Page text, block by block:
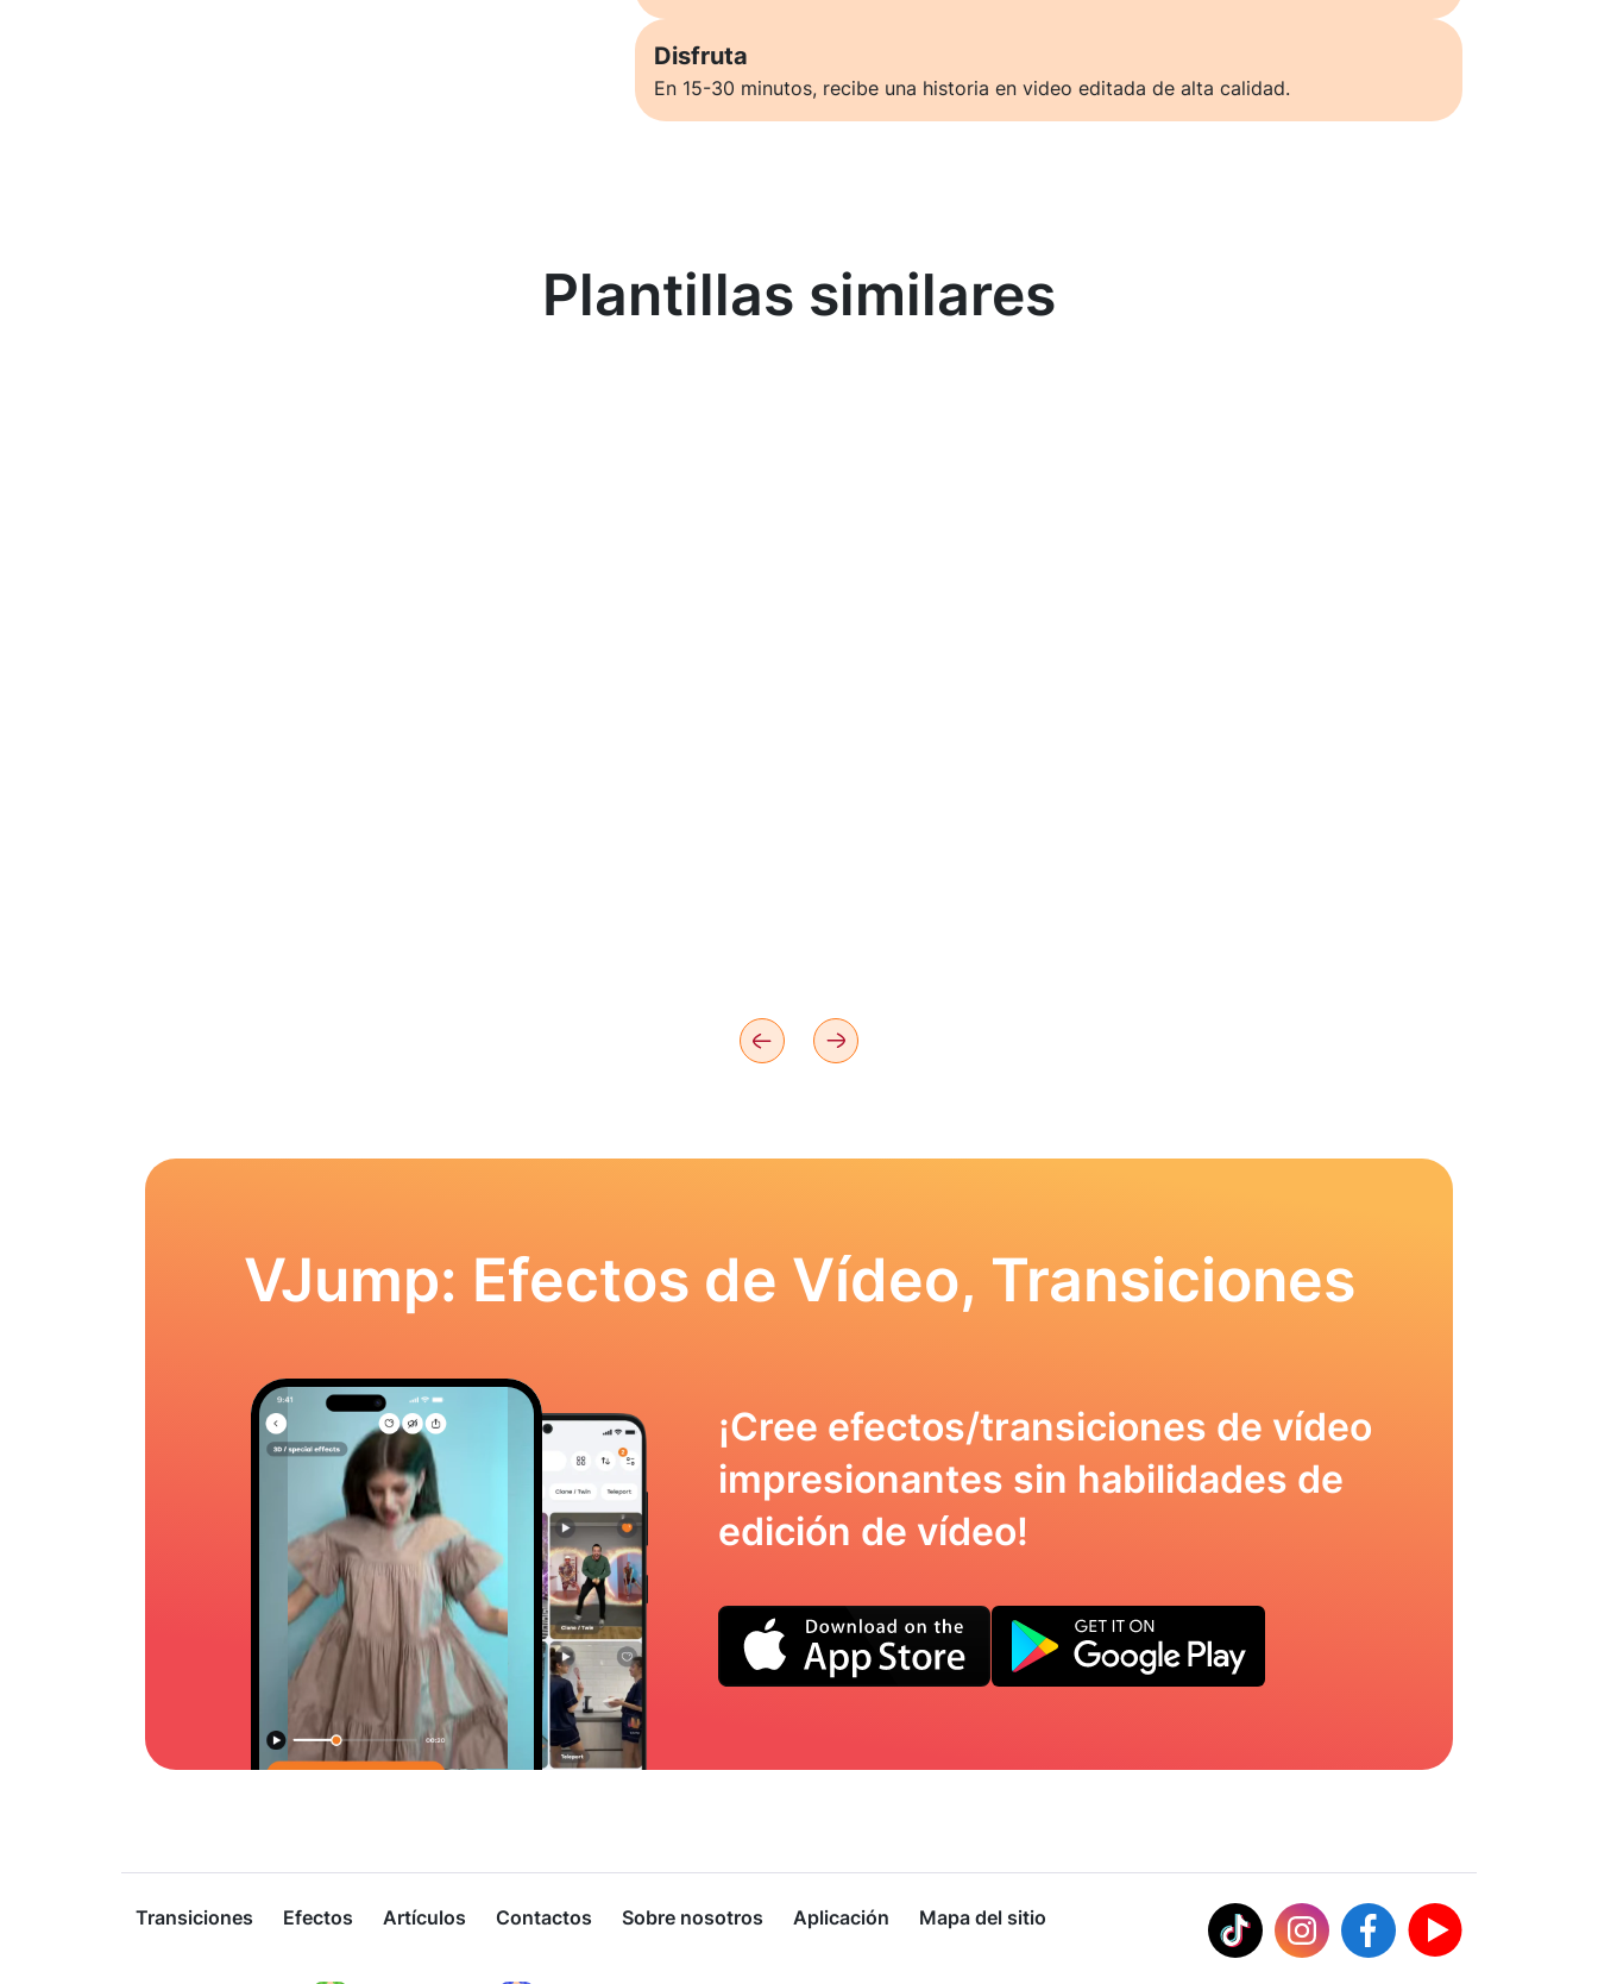
Disfruta
En 15-30 minutos, recibe una historia en video editada de alta calidad.
Plantillas similares
VJump: Efectos de Vídeo, Transiciones
¡Cree efectos/transiciones de vídeo
impresionantes sin habilidades de
edición de vídeo!
Transiciones Efectos Artículos Contactos Sobre nosotros Aplicación Mapa del sitio